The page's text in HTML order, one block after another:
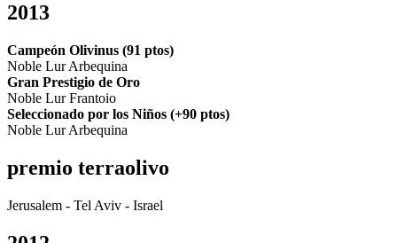
2013
Campeón Olivinus (91 ptos)
Noble Lur Arbequina
Gran Prestigio de Oro
Noble Lur Frantoio
Seleccionado por los Niños (+90 ptos)
Noble Lur Arbequina
premio terraolivo
Jerusalem - Tel Aviv - Israel